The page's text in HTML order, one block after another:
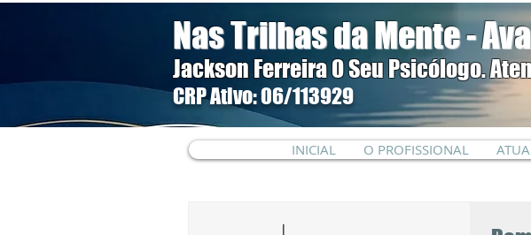
Nas Trilhas da Mente -
Jackson Ferreira O Seu Psicólogo.
CRP Ativo: 06/113929
INICIAL O PROFISSIONAL